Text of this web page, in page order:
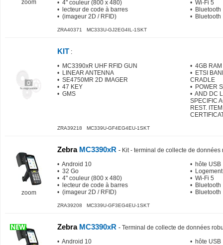
zoom
• 4" couleur (800 x 480)
• lecteur de code à barres
• (imageur 2D / RFID)
• Wi-Fi 5
• Bluetooth
• Bluetooth
ZRA40371 MC333U-GJ2EG4IL-1SKT
KIT :
• MC3390xR UHF RFID GUN
• LINEAR ANTENNA
• SE4750MR 2D IMAGER
• 47 KEY
• GMS
• 4GB
• ETSI
CRADLE
• POWER
• AND DC
SPECIFIC
REST.
ZRA39218 MC339U-GF4EG4EU-1SKT
zoom
ZebraMC3390xR - Kit - terminal de collecte de données
• Android 10
• 32 Go
• 4" couleur (800 x 480)
• lecteur de code à barres
• (imageur 2D / RFID)
• hôte USB
•
• Wi-Fi 5
• Bluetooth
• Bluetooth
ZRA39208 MC339U-GF3EG4EU-1SKT
ZebraMC3390xR - Terminal de collecte de données
• Android 10
• hôte USB